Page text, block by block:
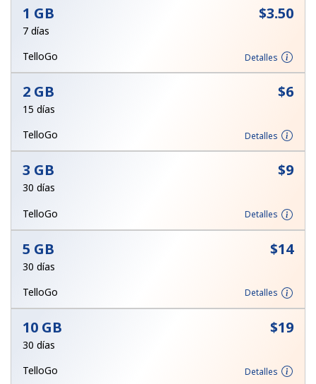
No se ha creado una contraseña
Mínimo 8 caracteres
Una letra mayúscula y una minúscula
Un caracter especial
Mantente en contacto para recibir nuestras mejores
ofertas.
Al abrir una cuenta en este sitio web, estoy de acuerdo con
1 GB ⁦$3.50⁩
7 días
TelloGo
Detalles
2 GB ⁦$6⁩
15 días
TelloGo
Detalles
3 GB ⁦$9⁩
30 días
TelloGo
Detalles
5 GB ⁦$14⁩
30 días
TelloGo
Detalles
10 GB ⁦$19⁩
30 días
TelloGo
Detalles